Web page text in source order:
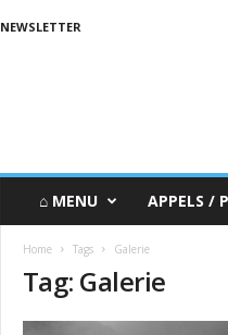
NEWSLETTER
⌂ MENU APPELS /
Home Tags Galerie
Tag: Galerie